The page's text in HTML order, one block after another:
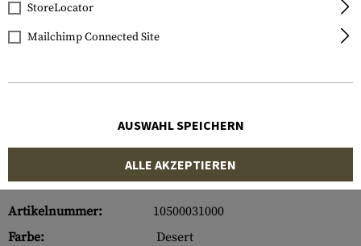
Artikelnummer:
10500031000
Farbe:
Desert
StoreLocator
Mailchimp Connected Site
AUSWAHL SPEICHERN
ALLE AKZEPTIEREN